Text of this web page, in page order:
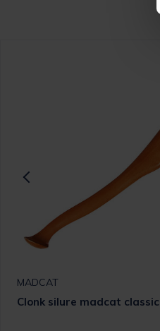
MADCAT
Clonk silure madcat classic